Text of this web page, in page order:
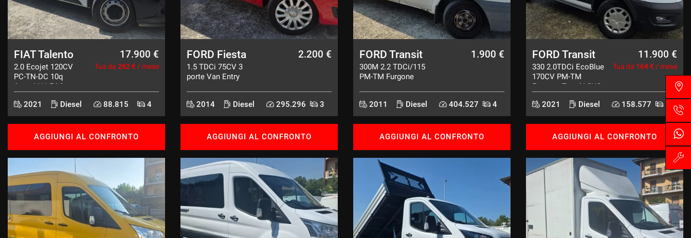
FIAT Talento
2.0 Ecojet 120CV
PC-TN-DC 10q
6posti N1 E6dtemp
17.900 €
Tua da 262 € / mese
2021 Diesel 88.815 4
AGGIUNGI AL CONFRONTO
FORD Fiesta
1.5 TDCi 75CV 3
porte Van Entry
2.200 €
2014 Diesel 295.296 3
AGGIUNGI AL CONFRONTO
FORD Transit
300M 2.2 TDCi/115
PM-TM Furgone
1.900 €
2011 Diesel 404.527 4
AGGIUNGI AL CONFRONTO
FORD Transit
330 2.0TDCi EcoBlue
170CV PM-TM
Furgone Trend L2H2
11.900 €
Tua da 164 € / mese
2021 Diesel 158.577 4
AGGIUNGI AL CONFRONTO